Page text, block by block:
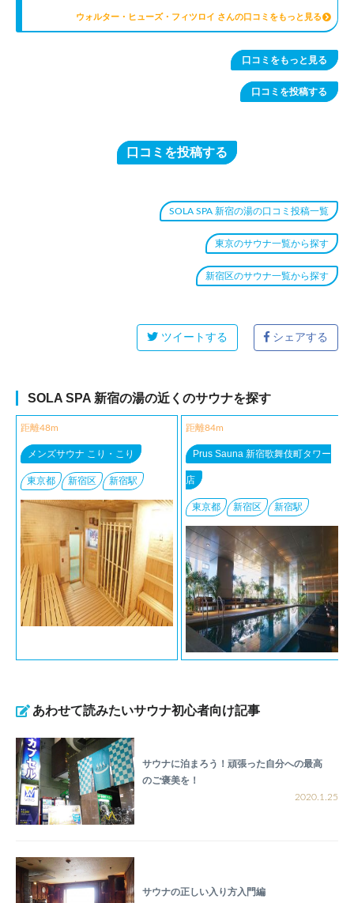
ウォルター・ヒューズ・フィツロイ さんの口コミをもっと見る
口コミをもっと見る
口コミを投稿する
口コミを投稿する
SOLA SPA 新宿の湯の口コミ投稿一覧
東京のサウナ一覧から探す
新宿区のサウナ一覧から探す
ツイートする シェアする
SOLA SPA 新宿の湯の近くのサウナを探す
距離48m
メンズサウナ こり・こり
東京都 新宿区 新宿駅
距離84m
Prus Sauna 新宿歌舞伎町タワー
店
東京都 新宿区 新宿駅
あわせて読みたいサウナ初心者向け記事
サウナに泊まろう！頑張った自分への最高
のご褒美を！
2020.1.25
サウナの正しい入り方入門編